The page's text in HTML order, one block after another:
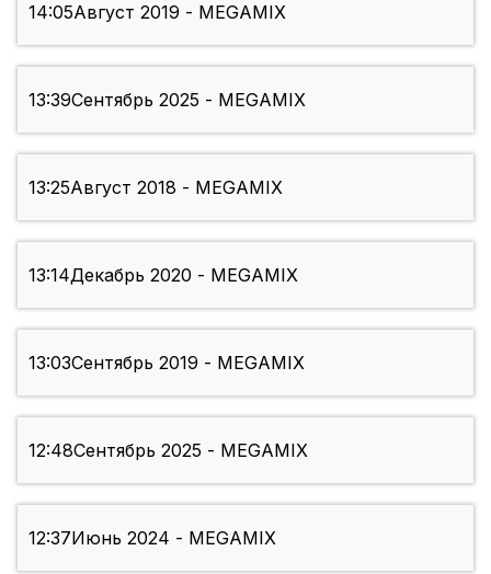
14:05Август 2019 - MEGAMIX
13:39Сентябрь 2025 - MEGAMIX
13:25Август 2018 - MEGAMIX
13:14Декабрь 2020 - MEGAMIX
13:03Сентябрь 2019 - MEGAMIX
12:48Сентябрь 2025 - MEGAMIX
12:37Июнь 2024 - MEGAMIX